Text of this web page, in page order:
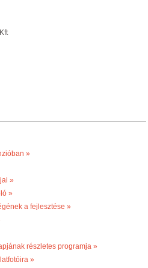
»
»
»
a fejlesztése »
részletes programja »
»